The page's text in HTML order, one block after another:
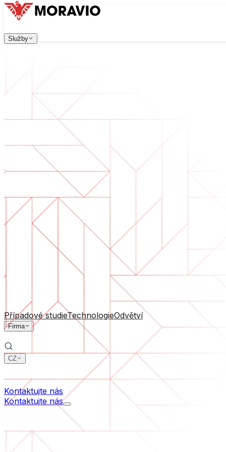
Služby
Vývoj software
Webové aplikace, které jsou škálovatelné, bezpečné a
Digitální transformace
Digitalizujte své podnikání. Připravte se na budoucnost.
Vývoj AI software
AI nástroje na míru integrované do vašich procesů.
Od nápadu po spuštěný produkt — návrh, vývoj, nasazení.
Technická due diligence
Posouzení kvality a identifikace rizik ve vašem software.
Podpora software
Průběžná údržba nebo záchrana projektu, který se
Podle velikosti firmy
Pro lídry odvětví
Všechny služby
Případové studieTechnologieOdvětví
Firma
CZ
Kontaktujte nás
Kontaktujte nás
English
Kontaktujte nás